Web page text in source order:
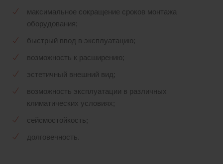
максимальное сокращение сроков монтажа
оборудования;
быстрый ввод в эксплуатацию;
возможность к расширению;
эстетичный внешний вид;
возможность эксплуатации в различных
климатических условиях;
сейсмостойкость;
долговечность.